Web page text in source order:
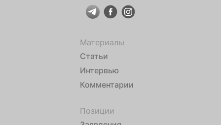
Материалы
Статьи
Интервью
Комментарии
Позиции